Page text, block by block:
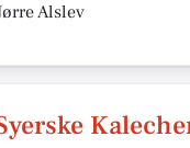
Alslev